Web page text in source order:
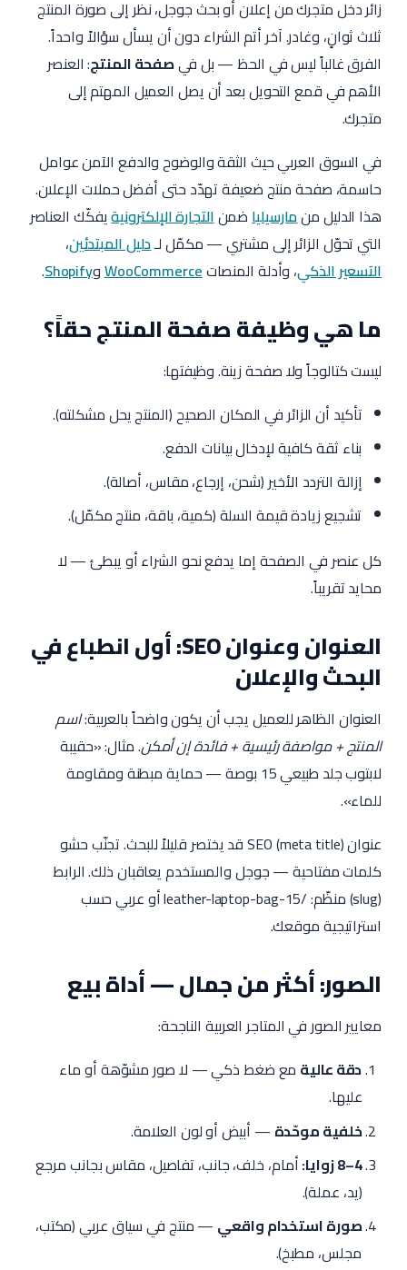
زائر دخل متجرك من إعلان أو بحث جوجل، نظر إلى صورة المنتج
ثلاث ثوانٍ، وغادر. آخر أتم الشراء دون أن يسأل سؤالاً واحداً.
الفرق غالباً ليس في الحظ — بل فيصفحة المنتج: العنصر
الأهم في قمع التحويل بعد أن يصل العميل المهتم إلى
متجرك.
في السوق العربي حيث الثقة والوضوح والدفع الآمن عوامل
حاسمة، صفحة منتج ضعيفة تهدّد حتى أفضل حملات الإعلان.
هذا الدليل منمارسيلياضمنالتجارة الإلكترونيةيفكّك العناصر
التي تحوّل الزائر إلى مشتري — مكمّل لـدليل المبتدئين،
التسعير الذكي، وأدلة المنصاتWooCommerceوShopify
.
ما هي وظيفة صفحة المنتج حقاً؟
ليست كتالوجاً ولا صفحة زينة. وظيفتها:
تأكيد أن الزائر في المكان الصحيح (المنتج يحل مشكلته).
بناء ثقة كافية لإدخال بيانات الدفع.
إزالة التردد الأخير (شحن، إرجاع، مقاس، أصالة).
تشجيع زيادة قيمة السلة (كمية، باقة، منتج مكمّل).
كل عنصر في الصفحة إما يدفع نحو الشراء أو يبطئ — لا
محايد تقريباً.
العنوان وعنوان SEO: أول انطباع في
البحث والإعلان
العنوان الظاهر للعميل يجب أن يكون واضحاً بالعربية:اسم
المنتج + مواصفة رئيسية + فائدة إن أمكن. مثال: «حقيبة
لابتوب جلد طبيعي 15 بوصة — حماية مبطنة ومقاومة
للماء».
عنوان SEO (meta title) قد يختصر قليلاً للبحث. تجنّب حشو
كلمات مفتاحية — جوجل والمستخدم يعاقبان ذلك. الرابط
(slug) منظّم:
/leather-laptop-bag-15
أو عربي حسب
استراتيجية موقعك.
الصور: أكثر من جمال — أداة بيع
معايير الصور في المتاجر العربية الناجحة:
دقة عالية مع ضغط ذكي — لا صور مشوّهة أو ماء
عليها.
خلفية موحّدة — أبيض أو لون العلامة.
4–8 زوايا:
أمام، خلف، جانب، تفاصيل، مقاس بجانب مرجع
(يد، عملة).
صورة استخدام واقعي — منتج في سياق عربي (مكتب،
مجلس، مطبخ).